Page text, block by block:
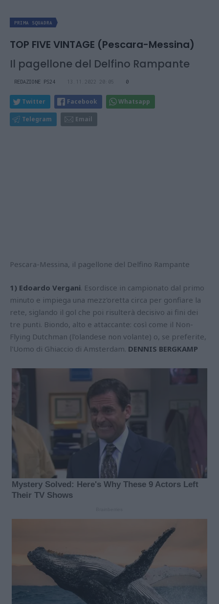
PRIMA SQUADRA
TOP FIVE VINTAGE (Pescara-Messina)
Il pagellone del Delfino Rampante
REDAZIONE PS24 13.11.2022 20:05 0
Twitter Facebook Whatsapp
Telegram Email
Pescara-Messina, il pagellone del Delfino Rampante
1) Edoardo Vergani. Esordisce in campionato dal primo
minuto e impiega una mezz'oretta circa per gonfiare la
rete, siglando il gol che poi risulterà decisivo ai fini dei
tre punti. Biondo, alto e attaccante: così come il Non-
Flying Dutchman (l'olandese non volante) o, se preferite,
l'Uomo di Ghiaccio di Amsterdam. DENNIS BERGKAMP